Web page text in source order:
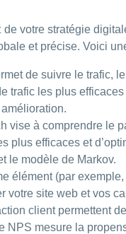
votre stratégie
et précise. Voici
de suivre le trafic,
les plus
vise à comprendre le
plus efficaces et
le modèle de Markov.
élément (par
site web et vos
client permettent
mesure la